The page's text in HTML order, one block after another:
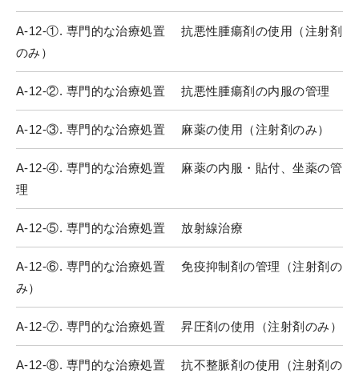
A-12-①. 専門的な治療処置 抗悪性腫瘍剤の使用（注射剤
のみ）
A-12-②. 専門的な治療処置 抗悪性腫瘍剤の内服の管理
A-12-③. 専門的な治療処置 麻薬の使用（注射剤のみ）
A-12-④. 専門的な治療処置 麻薬の内服・貼付、坐薬の管
理
A-12-⑤. 専門的な治療処置 放射線治療
A-12-⑥. 専門的な治療処置 免疫抑制剤の管理（注射剤の
み）
A-12-⑦. 専門的な治療処置 昇圧剤の使用（注射剤のみ）
A-12-⑧. 専門的な治療処置 抗不整脈剤の使用（注射剤の